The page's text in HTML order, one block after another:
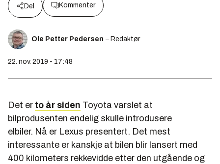
Del Kommenter
Ole Petter Pedersen – Redaktør
22. nov. 2019 - 17:48
Det er to år siden Toyota varslet at
bilprodusenten endelig skulle introdusere
elbiler. Nå er Lexus presentert. Det mest
interessante er kanskje at bilen blir lansert med
400 kilometers rekkevidde etter den utgående og